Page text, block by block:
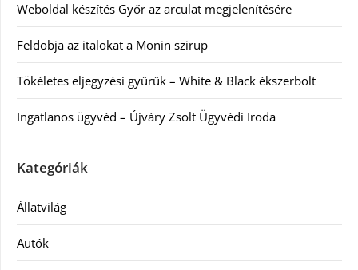
Weboldal készítés Győr az arculat megjelenítésére
Feldobja az italokat a Monin szirup
Tökéletes eljegyzési gyűrűk – White & Black ékszerbolt
Ingatlanos ügyvéd – Újváry Zsolt Ügyvédi Iroda
Kategóriák
Állatvilág
Autók